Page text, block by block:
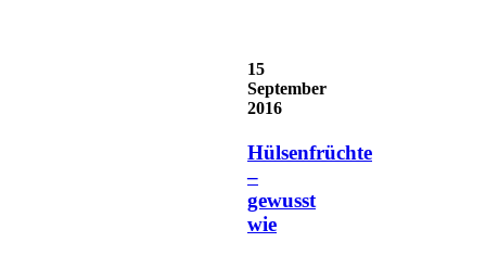
15
September
2016
Hülsenfrüchte
–
gewusst
wie